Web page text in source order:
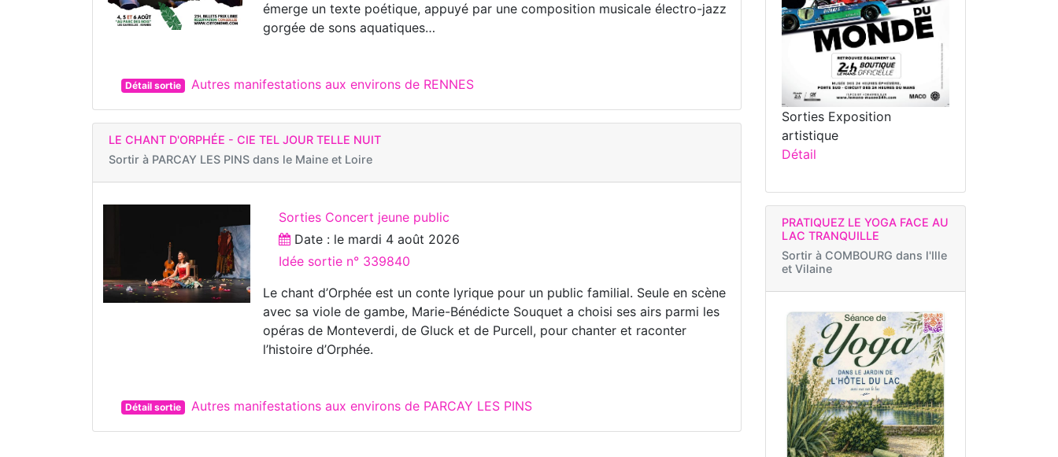
émerge un texte poétique, appuyé par une composition musicale électro-jazz
gorgée de sons aquatiques…
Détail sortie Autres manifestations aux environs de RENNES
LE CHANT D'ORPHÉE - CIE TEL JOUR TELLE NUIT
Sortir à PARCAY LES PINS dans le Maine et Loire
Sorties Concert jeune public
Date : le mardi 4 août 2026
Idée sortie n° 339840
Le chant d’Orphée est un conte lyrique pour un public familial. Seule en scène
avec sa viole de gambe, Marie-Bénédicte Souquet a choisi ses airs parmi les
opéras de Monteverdi, de Gluck et de Purcell, pour chanter et raconter
l’histoire d’Orphée.
Détail sortie Autres manifestations aux environs de PARCAY LES PINS
Sorties Exposition
artistique
Détail
PRATIQUEZ LE YOGA FACE AU
LAC TRANQUILLE
Sortir à COMBOURG dans l'Ille
et Vilaine